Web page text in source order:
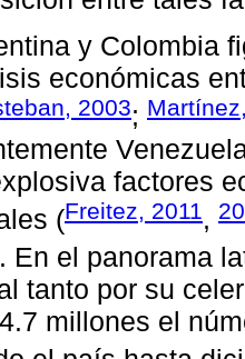
y Colombia
económicas
2003;
factores
(Freitez, 2011 ,
En el panorama
tanto por su
millones el